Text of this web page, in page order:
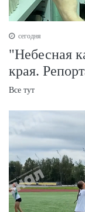
сегодня
"Небесная
края.
Все тут